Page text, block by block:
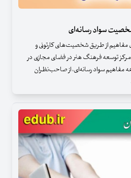
سواد رسانه‌ای
مفاهیم از طریق شخصیت‌های کارتونی و
مرکز توسعه فرهنگ هنر در فضای مجازی در
مفاهیم سواد رسانه‌ای، از صاحب‌نظران